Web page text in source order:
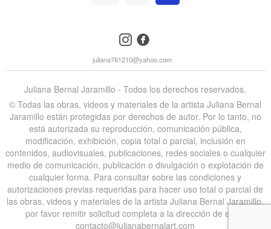
instagramfacebook
juliana761210@yahoo.com
Juliana Bernal Jaramillo - Todos los derechos reservados.
©️ Todas las obras, videos y materiales de la artista Juliana Bernal
Jaramillo están protegidas por derechos de autor. Por lo tanto, no
está autorizada su reproducción, comunicación pública,
modificación, exhibición, copia total o parcial, inclusión en
contenidos, audiovisuales, publicaciones, redes sociales o cualquier
medio de comunicación, publicación o divulgación o explotación de
cualquier forma. Para consultar sobre las condiciones y
autorizaciones previas requeridas para hacer uso total o parcial de
las obras, videos y materiales de la artista Juliana Bernal Jaramillo,
por favor remitir solicitud completa a la dirección de email
contacto@julianabernalart.com